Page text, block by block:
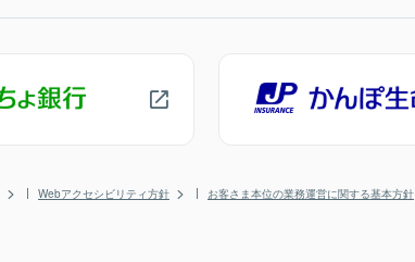
Webアクセシビリティ方針 お客さま本位の業務運営に関する基本方針